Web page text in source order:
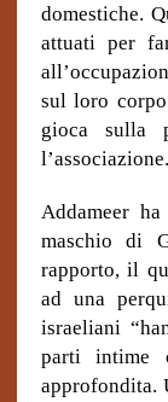
domestiche.
attuati per
sul loro
gioca sulla
l’associazione.
Addameer
maschio di
rapporto, il
ad una
israeliani
parti intime
approfondita.